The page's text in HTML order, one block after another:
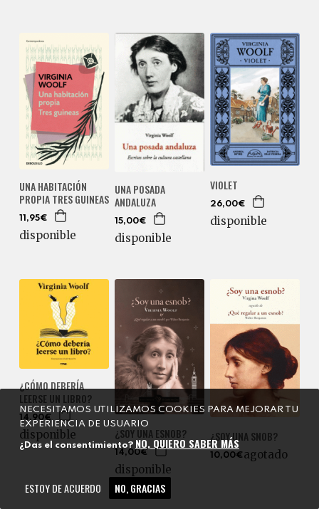
UNA HABITACIÓN
PROPIA TRES GUINEAS
11,95€
disponible
UNA POSADA
ANDALUZA
15,00€
disponible
VIOLET
26,00€
disponible
¿CÓMO DEBERÍA
LEERSE UN LIBRO?
14,90€
disponible ¿SOY UNA ESNOB?
14,00€
disponible
¿SOY UNA SNOB?
10,00€ agotado
NECESITAMOS UTILIZAMOS COOKIES PARA MEJORAR TU
EXPERIENCIA DE USUARIO
¿Das el consentimiento? NO, QUIERO SABER MÁS
ESTOY DE ACUERDO NO, GRACIAS